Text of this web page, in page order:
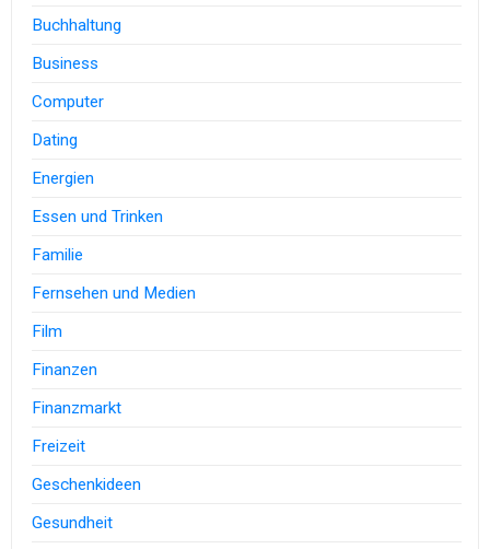
Buchhaltung
Business
Computer
Dating
Energien
Essen und Trinken
Familie
Fernsehen und Medien
Film
Finanzen
Finanzmarkt
Freizeit
Geschenkideen
Gesundheit